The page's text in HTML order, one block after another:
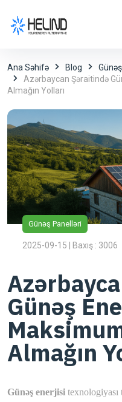
Ana Səhifə Blog
Azərbaycan Şəraitində
Almağın Yolları
Günəş Panelləri
2025-09-15 | Baxış : 3006
Günəş
Almağın
Günəş enerjisi